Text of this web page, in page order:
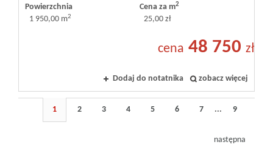
Powierzchnia
1 950,00 m2
Cena za m2
25,00 zł
cena 48 750 zł
Dodaj do notatnika zobacz więcej
1 2 3 4 5 6 7 ... 9
następna